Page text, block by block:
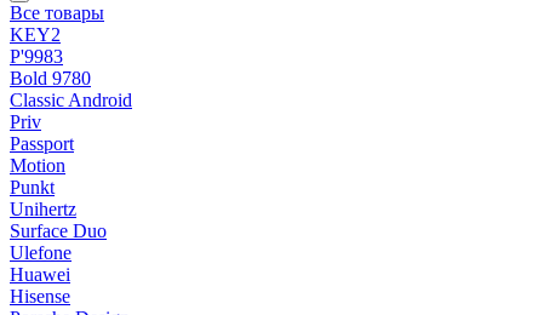
Все товары
KEY2
P'9983
Bold 9780
Classic Android
Priv
Passport
Motion
Punkt
Unihertz
Surface Duo
Ulefone
Huawei
Hisense